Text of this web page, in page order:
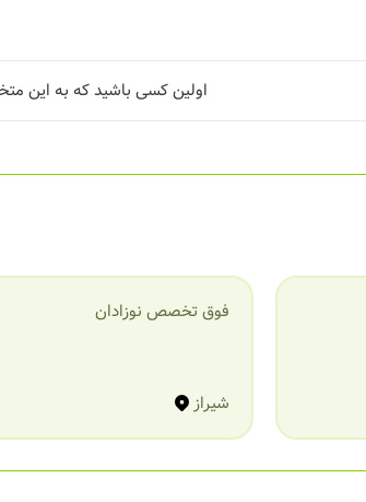
اولین کسی باشید که به این
فوق تخصص نوزادان
شیراز